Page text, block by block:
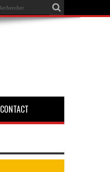
CONTACT